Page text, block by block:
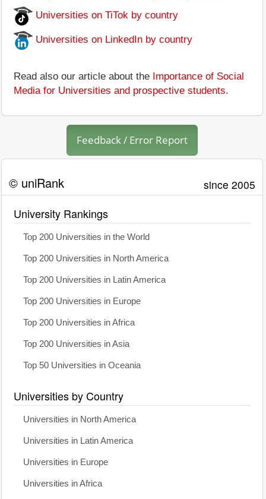
Universities on TiTok by country
Universities on LinkedIn by country
Read also our article about the Importance of Social
Media for Universities and prospective students.
Feedback / Error Report
© uniRank since 2005
University Rankings
Top 200 Universities in the World
Top 200 Universities in North America
Top 200 Universities in Latin America
Top 200 Universities in Europe
Top 200 Universities in Africa
Top 200 Universities in Asia
Top 50 Universities in Oceania
Universities by Country
Universities in North America
Universities in Latin America
Universities in Europe
Universities in Africa